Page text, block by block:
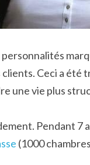
Ceci a
une vie plus
Pendant 7
(1000